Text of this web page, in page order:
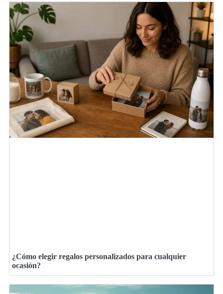
¿Cómo elegir regalos personalizados para cualquier
ocasión?